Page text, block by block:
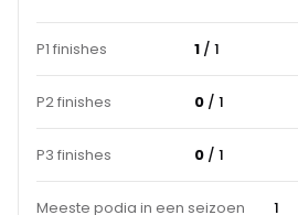
P1 finishes 1 / 1
P2 finishes 0 / 1
P3 finishes 0 / 1
Meeste podia in een seizoen 1